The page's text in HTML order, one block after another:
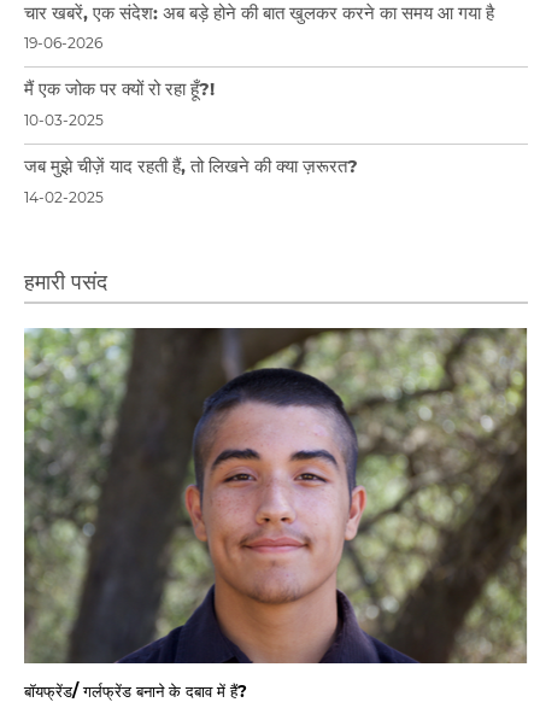
चार खबरें, एक संदेश: अब बड़े होने की बात खुलकर करने का समय आ गया है
19-06-2026
मैं एक जोक पर क्यों रो रहा हूँ?!
10-03-2025
जब मुझे चीज़ें याद रहती हैं, तो लिखने की क्या ज़रूरत?
14-02-2025
हमारी पसंद
बॉयफ्रेंड/ गर्लफ्रेंड बनाने के दबाव में हैं?